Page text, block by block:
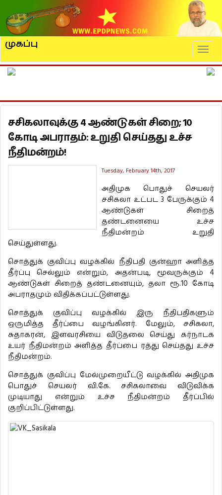
முகப்பு
சசிகலாவுக்கு 4 ஆண்டுகள் சிறை; 10
கோடி அபராதம்: உறுதி செய்தது உச்ச
நீதிமன்றம்!
Tuesday, February 14th, 2017
அதிமுக பொதுச் செயலர்
சசிகலா உட்பட 3 பேருக்கும் 4
ஆண்டுகள் சிறைத்
தண்டனையை உச்ச
நீதிமன்றம் உறுதி
செய்துள்ளது.
சொத்துக் குவிப்பு வழக்கில் நீதிபதி குன்ஹா அளித்த
தீர்ப்பு செல்லும் என்றும், அதன்படி, மூவருக்கும் 4
ஆண்டுகள் சிறைத் தண்டனையும், தலா ரூ.10 கோடி
அபராதமும் விதிக்கப்பட்டுள்ளது.
சொத்துக் குவிப்பு வழக்கில் இரு நீதிபதிகளும்
ஒருமித்த தீர்ப்பை வழங்கினர். மேலும், சசிகலா,
சுதாகரன், இளவரசியை விடுதலை செய்து கர்நாடக
உயர் நீதிமன்றம் அளித்த தீர்ப்பை ரத்து செய்தது உச்ச
நீதிமன்றம்.
சொத்துக் குவிப்பு மேல்முறையீட்டு வழக்கில் அதிமுக
பொதுச் செயலர் வி.கே. சசிகலாவை விடுவிக்க
முடியாது என்றும் உச்ச நீதிமன்றம் தீர்ப்பில்
குறிப்பிட்டுள்ளது.